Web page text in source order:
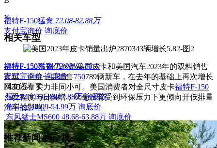
福特F-150猛禽 72.08-82.88万
支付宝询价 询底价
福特F-150系列仍然是美国皮卡和美国汽车2023年的双料销售
冠军。全年一共销售750789辆新车，在去年的基础上再次增长
14.81%，实力非同小可。美国消费者对全尺寸皮卡福特F-150
喜爱程度与日俱增，丝毫没有受到环保压力下更倾向开低排量
汽车的影响。
X
相关车型
福特F-150猛禽 72.08-82.88万
支付宝询价 询底价
网友还看了
猛士M50 66.88-67.88万 询底价
角斗士 44.99-54.99万 询底价
东风猛士MS600 48.68-63.88万 询底价
推荐新闻换一批